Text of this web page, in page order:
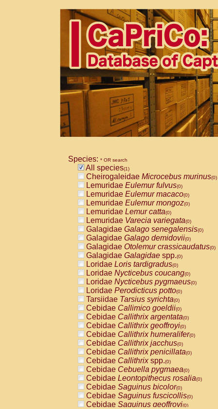
Species: * OR search
All species(1)
Cheirogaleidae Microcebus murinus(0)
Lemuridae Eulemur fulvus(0)
Lemuridae Eulemur macaco(0)
Lemuridae Eulemur mongoz(0)
Lemuridae Lemur catta(0)
Lemuridae Varecia variegata(0)
Galagidae Galago senegalensis(0)
Galagidae Galago demidovii(0)
Galagidae Otolemur crassicaudatus(0)
Galagidae Galagidae spp.(0)
Loridae Loris tardigradus(0)
Loridae Nycticebus coucang(0)
Loridae Nycticebus pygmaeus(0)
Loridae Perodicticus potto(0)
Tarsiidae Tarsius syrichta(0)
Cebidae Callimico goeldii(0)
Cebidae Callithrix argentata(0)
Cebidae Callithrix geoffroyi(0)
Cebidae Callithrix humeralifer(0)
Cebidae Callithrix jacchus(0)
Cebidae Callithrix penicillata(0)
Cebidae Callithrixspp.(0)
Cebidae Cebuella pygmaea(0)
Cebidae Leontopithecus rosalia(0)
Cebidae Saguinus bicolor(0)
Cebidae Saguinus fuscicollis(0)
Cebidae Saguinus geoffroyi(0)